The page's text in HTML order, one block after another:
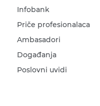
Infobank
Priče profesionalaca
Ambasadori
Događanja
Poslovni uvidi